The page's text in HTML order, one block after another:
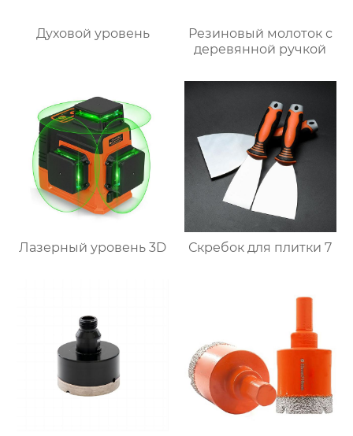
Духовой уровень
Резиновый молоток с
деревянной ручкой
Лазерный уровень 3D Скребок для плитки 7